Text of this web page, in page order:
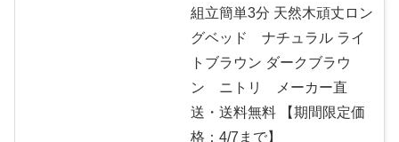
組立簡単3分 天然木頑丈ロン
グベッド ナチュラル ライ
トブラウン ダークブラウ
ン ニトリ メーカー直
送・送料無料 【期間限定価
格：4/7まで】